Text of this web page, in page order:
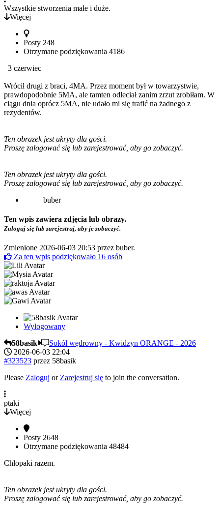
Wszystkie stworzenia małe i duże.
Więcej
Posty 248
Otrzymane podziękowania 4186
3 czerwiec
Wrócił drugi z braci, 4MA. Przez moment był w towarzystwie,
prawdopodobnie 5MA, ale tamten odleciał zanim zrzut zrobiłam. W
ciągu dnia oprócz 5MA, nie udało mi się trafić na żadnego z
rezydentów.
Ten obrazek jest ukryty dla gości.
Proszę zalogować się lub zarejestrować, aby go zobaczyć.
Ten obrazek jest ukryty dla gości.
Proszę zalogować się lub zarejestrować, aby go zobaczyć.
buber
Ten wpis zawiera zdjęcia lub obrazy.
Zaloguj się lub zarejestruj, aby je zobaczyć.
Zmienione 2026-06-03 20:53 przez buber.
Za ten wpis podziękowało 16 osób
Wylogowany
58basik
Sokół wędrowny - Kwidzyn ORANGE - 2026
2026-06-03 22:04
#323523 przez 58basik
Please Zaloguj or Zarejestruj się to join the conversation.
ptaki
Więcej
Posty 2648
Otrzymane podziękowania 48484
Chłopaki razem.
Ten obrazek jest ukryty dla gości.
Proszę zalogować się lub zarejestrować, aby go zobaczyć.